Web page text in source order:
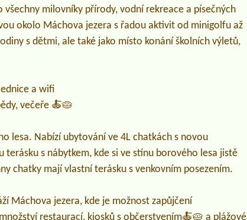
milovníky přírody, vodní rekreace a písečných
okolo Máchova jezera s řadou aktivit od minigolfu až
s dětmi, ale také jako místo konání školních výletů,
a wifi
večeře 🍝🥧
lesa. Nabízí ubytování ve 4L chatkách s novou
s nábytkem, kde si ve stínu borového lesa jistě
chatky mají vlastní terásku s venkovním posezením.
Máchova jezera, kde je možnost zapůjčení
restaurací, kiosků s občerstvením🍝🥧 a plážové